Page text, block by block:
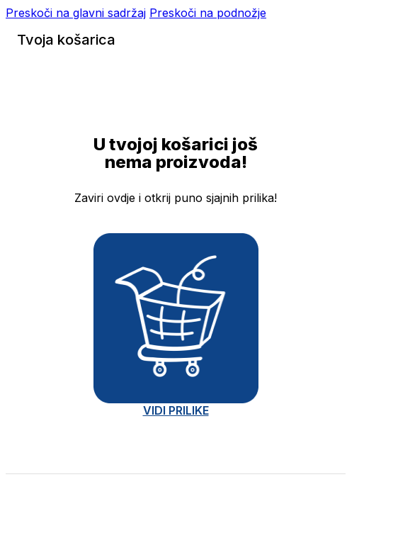
Preskoči na glavni sadržaj Preskoči na podnožje
Tvoja košarica
U tvojoj košarici još
nema proizvoda!
Zaviri ovdje i otkrij puno sjajnih prilika!
VIDI PRILIKE